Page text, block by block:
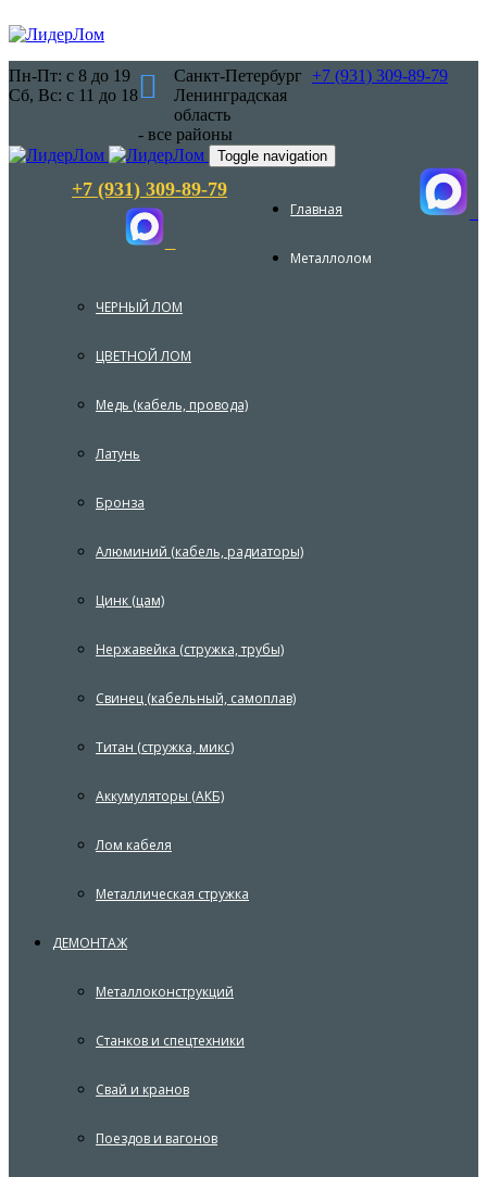
Пн-Пт: с 8 до 19
Сб, Вс: с 11 до 18
Санкт-Петербург
Ленинградская
область
- все районы
+7 (931) 309-89-79
+7 (931) 309-89-79
Toggle navigation
Главная
Металлолом
ЧЕРНЫЙ ЛОМ
ЦВЕТНОЙ ЛОМ
Медь (кабель, провода)
Латунь
Бронза
Алюминий (кабель, радиаторы)
Цинк (цам)
Нержавейка (стружка, трубы)
Свинец (кабельный, самоплав)
Титан (стружка, микс)
Аккумуляторы (АКБ)
Лом кабеля
Металлическая стружка
ДЕМОНТАЖ
Металлоконструкций
Станков и спецтехники
Свай и кранов
Поездов и вагонов